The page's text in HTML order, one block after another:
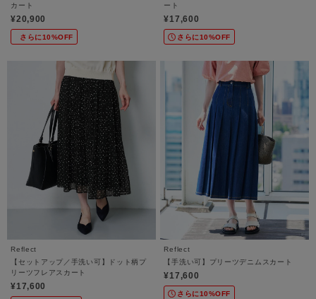
カート
¥20,900
さらに10%OFF
ート
¥17,600
さらに10%OFF
Reflect
【セットアップ／手洗い可】ドット柄プ
リーツフレアスカート
¥17,600
Reflect
【手洗い可】プリーツデニムスカート
¥17,600
さらに10%OFF